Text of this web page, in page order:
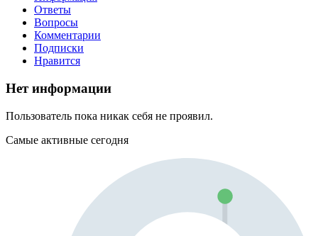
Ответы
Вопросы
Комментарии
Подписки
Нравится
Нет информации
Пользователь пока никак себя не проявил.
Самые активные сегодня